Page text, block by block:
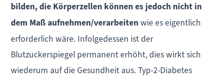
bilden, die Körperzellen können es jedoch nicht in
dem Maß aufnehmen/verarbeiten wie es eigentlich
erforderlich wäre. Infolgedessen ist der
Blutzuckerspiegel permanent erhöht, dies wirkt sich
wiederum auf die Gesundheit aus. Typ-2-Diabetes